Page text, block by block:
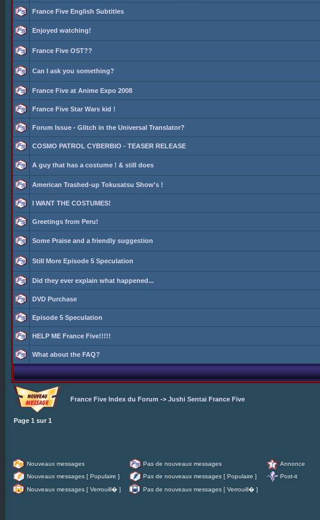
France Five English Subtitles
Enjoyed watching!
France Five OST??
Can I ask you something?
France Five at Anime Expo 2008
France Five Star Wars kid !
Forum Issue - Glitch in the Universal Translator?
COSMO PATROL CYBERBIO - TEASER RELEASE
A guy that has a costume ! & still does
American Trashed-up Tokusatsu Show's !
I WANT THE COSTUMES!
Greetings from Peru!
Some Praise and a friendly suggestion
Still More Episode 5 Speculation
Did they ever explain what happened...
DVD Purchase
Episode 5 Speculation
HELP ME France Five!!!!!
What about the FAQ?
France Five Index du Forum -> Jushi Sentai France Five
Page 1 sur 1
Nouveaux messages Pas de nouveaux messages
Annonce
Nouveaux messages [ Populaire ]
Pas de nouveaux messages [ Populaire ]
Post-it
Nouveaux messages [ Verrouill� ]
Pas de nouveaux messages [ Verrouill� ]